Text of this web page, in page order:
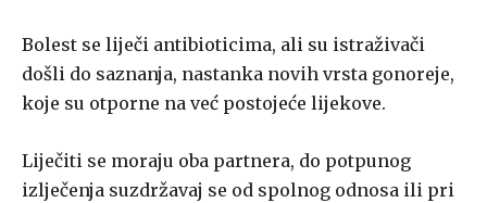
Bolest se liječi antibioticima, ali su istraživači
došli do saznanja, nastanka novih vrsta gonoreje,
koje su otporne na već postojeće lijekove.
Liječiti se moraju oba partnera, do potpunog
izlječenja suzdržavaj se od spolnog odnosa ili pri